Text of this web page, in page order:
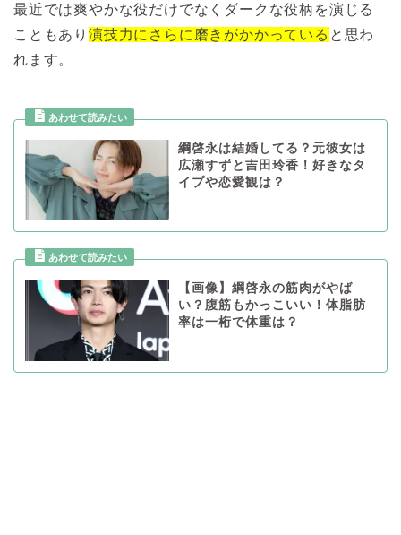
最近では爽やかな役だけでなくダークな役柄を演じる
こともあり 演技力にさらに磨きがかかっている と思わ
れます。
綱啓永は結婚してる？元彼女は
広瀬すずと吉田玲香！好きなタ
イプや恋愛観は？
【画像】綱啓永の筋肉がやば
い？腹筋もかっこいい！体脂肪
率は一桁で体重は？